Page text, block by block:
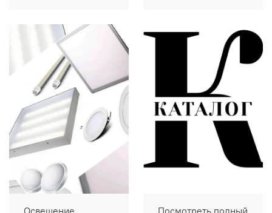
Освещение Посмотреть полный